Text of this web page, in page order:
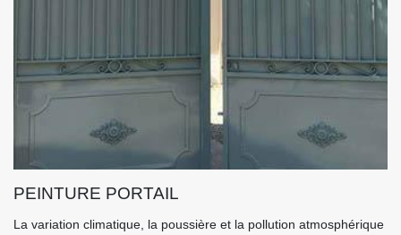
PEINTURE PORTAIL
La variation climatique, la poussière et la pollution atmosphérique